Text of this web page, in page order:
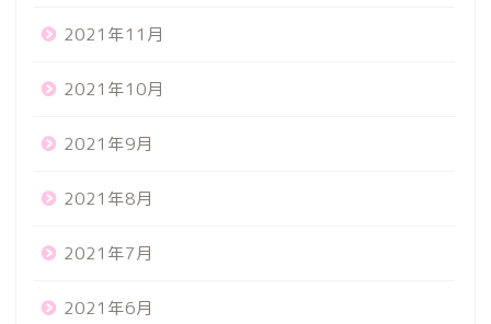
2021年11月
2021年10月
2021年9月
2021年8月
2021年7月
2021年6月